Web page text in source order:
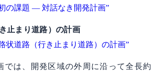
初の課題 — 対話なき開発計画”
止まり道路）の計画
状道路（行き止まり道路）の計画”
では、開発区域の外周に沿って全長約